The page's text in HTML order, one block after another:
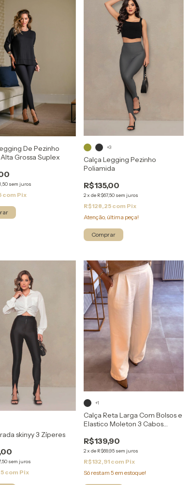
De Pezinho
Grossa Suplex
sem juros
com Pix
Calça Legging Pezinho
Poliamida
R$135,00
2xde R$67,50 sem juros
R$128,25 com Pix
Atenção, última peça!
+3
Comprar
skinyy 3 Zíperes
sem juros
com Pix
Calça Reta Larga Com Bolsos e
Elastico Moleton 3 Cabos
R$139,90
2xde R$69,95 sem juros
R$132,91 com Pix
Só restam5 em estoque!
+1